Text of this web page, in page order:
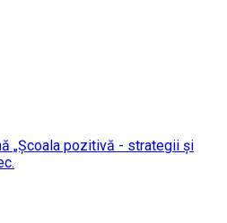
„Școala pozitivă - strategii și